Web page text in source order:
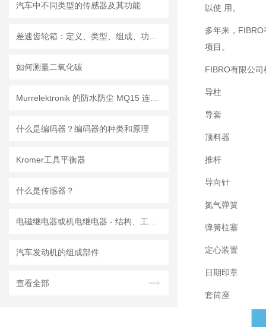
汽车中不同类型的传感器及其功能
如何测量二氧化碳
什么是编码器？编码器的种类和原理
Kromer工具平衡器
什么是传感器？
汽车发动机的组成部件
查看全部
以使 用。
多年来，
项目。
FIBRO有限公
导柱
导套
顶料器
推杆
导向针
氮气弹簧
弹簧柱塞
定心装置
日期印章
套筒座